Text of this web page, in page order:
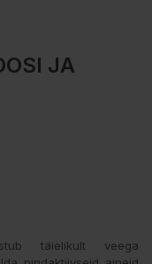
JA
täielikult veega